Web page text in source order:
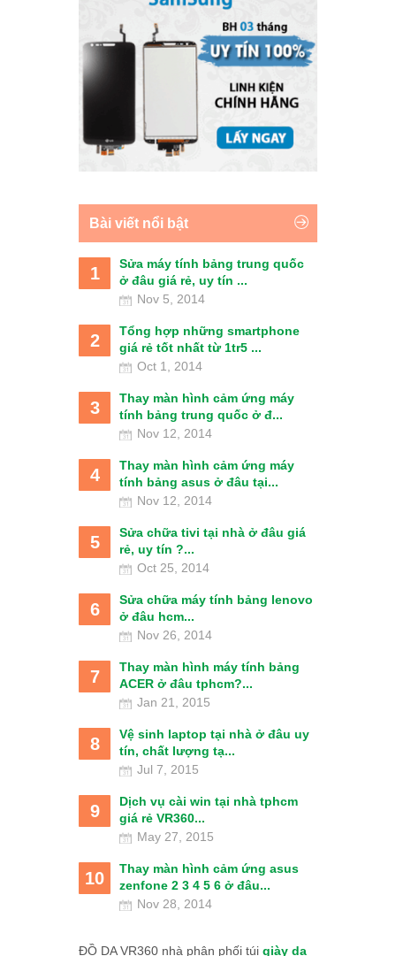
Bài viết nổi bật
1
Sửa máy tính bảng trung quốc
ở đâu giá rẻ, uy tín ...
Nov 5, 2014
2
Tổng hợp những smartphone
giá rẻ tốt nhất từ 1tr5 ...
Oct 1, 2014
3
Thay màn hình cảm ứng máy
tính bảng trung quốc ở đ...
Nov 12, 2014
4
Thay màn hình cảm ứng máy
tính bảng asus ở đâu tại...
Nov 12, 2014
5
Sửa chữa tivi tại nhà ở đâu giá
rẻ, uy tín ?...
Oct 25, 2014
6
Sửa chữa máy tính bảng lenovo
ở đâu hcm...
Nov 26, 2014
7
Thay màn hình máy tính bảng
ACER ở đâu tphcm?...
Jan 21, 2015
8
Vệ sinh laptop tại nhà ở đâu uy
tín, chất lượng tạ...
Jul 7, 2015
9
Dịch vụ cài win tại nhà tphcm
giá rẻ VR360...
May 27, 2015
10
Thay màn hình cảm ứng asus
zenfone 2 3 4 5 6 ở đâu...
Nov 28, 2014
ĐỒ DA VR360 nhà phân phối túi giày da